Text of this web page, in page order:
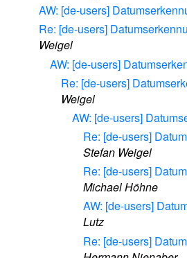
AW: [de-users]
Re: [de-users]
Weigel
AW: [de-users]
Re: [de-users]
Weigel
AW: [de-users]
Re: [de-users]
Stefan Weigel
Re: [de-users]
Michael Höhne
AW: [de-users]
Lutz
Re: [de-users]